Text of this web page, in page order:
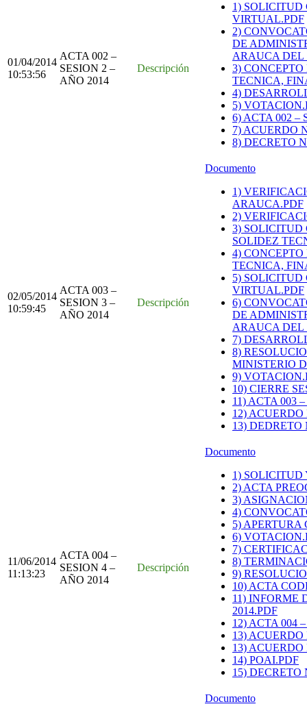
01/04/2014
10:53:56
ACTA 002 –
SESION 2 –
AÑO 2014
Descripción
1) SOLICITUD
VIRTUAL.PDF
2)
DE
ARAUCA DEL
3)
TECNICA,
4)
5)
6) ACTA 002 –
7) ACUERDO
8) DECRETO
02/05/2014
10:59:45
ACTA 003 –
SESION 3 –
AÑO 2014
Descripción
Documento
1)
ARAUCA.PDF
2)
3) SOLICITUD
SOLIDEZ
4)
TECNICA,
5) SOLICITUD
VIRTUAL.PDF
6)
DE
ARAUCA DEL
7)
8)
MINISTERIO
9)
10) CIERRE
11) ACTA 003
12) ACUERDO
13) DEDRETO
11/06/2014
11:13:23
ACTA 004 –
SESION 4 –
AÑO 2014
Descripción
Documento
1) SOLICITUD
2) ACTA
3)
4)
5) APERTURA
6)
7)
8)
9)
10) ACTA
11) INFORME
2014.PDF
12) ACTA 004
13) ACUERDO
13) ACUERDO
14) POAI.PDF
15) DECRETO
Documento